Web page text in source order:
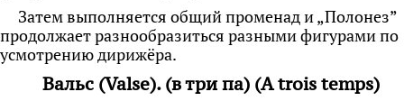
Затем выполняется общий променад и „Полонез”
продолжает разнообразиться разными фигурами по
усмотрению дирижёра.
Вальс (Valse). (в три па) (A trois temps)